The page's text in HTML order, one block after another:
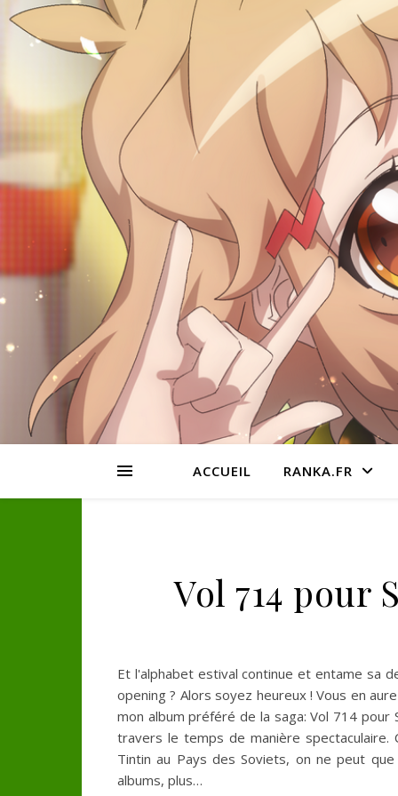
ACCUEIL RANKA.FR
Vol 714 pour
Et l'alphabet estival continue et entame sa
opening ? Alors soyez heureux ! Vous en
mon album préféré de la saga: Vol 714
travers le temps de manière
Tintin au Pays des Soviets, on ne peut
albums, plus…